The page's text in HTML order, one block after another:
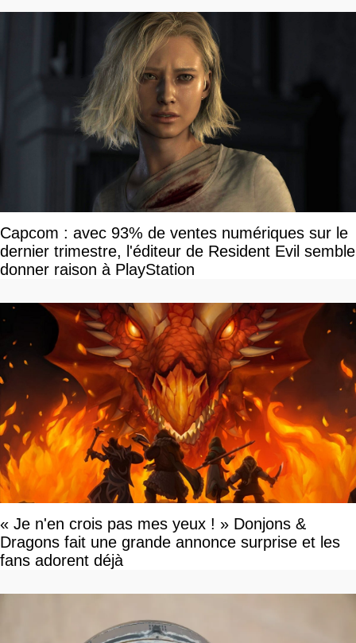
Capcom : avec 93% de ventes numériques sur le
dernier trimestre, l'éditeur de Resident Evil semble
donner raison à PlayStation
« Je n'en crois pas mes yeux ! » Donjons &
Dragons fait une grande annonce surprise et les
fans adorent déjà